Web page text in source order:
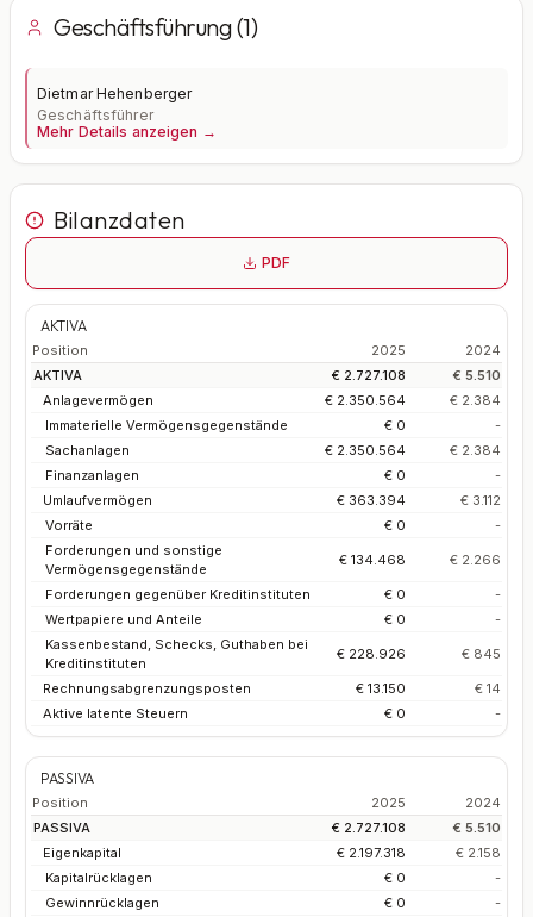
Geschäftsführung (1)
Dietmar Hehenberger
Geschäftsführer
Mehr Details anzeigen →
Bilanzdaten
PDF
AKTIVA
Position 2025
2024
AKTIVA
€ 2.727.108
€ 5.510
Anlagevermögen
€ 2.350.564
€ 2.384
Immaterielle Vermögensgegenstände
€ 0
-
Sachanlagen
€ 2.350.564
€ 2.384
Finanzanlagen
€ 0
-
Umlaufvermögen
€ 363.394
€ 3.112
Vorräte
€ 0
-
Forderungen und sonstige
Vermögensgegenstände
€ 134.468 € 2.266
Forderungen gegenüber Kreditinstituten € 0
-
Wertpapiere und Anteile
€ 0
-
Kassenbestand, Schecks, Guthaben bei
Kreditinstituten
€ 228.926 € 845
Rechnungsabgrenzungsposten € 13.150
€ 14
Aktive latente Steuern
€ 0 -
PASSIVA
Position 2025
2024
PASSIVA
€ 2.727.108
€ 5.510
Eigenkapital
€ 2.197.318
€ 2.158
Kapitalrücklagen
€ 0
-
Gewinnrücklagen
€ 0 -